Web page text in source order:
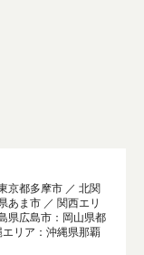
京都多摩市 ／ 北関
あま市 ／ 関西エリ
県広島市：岡山県都
リア：沖縄県那覇